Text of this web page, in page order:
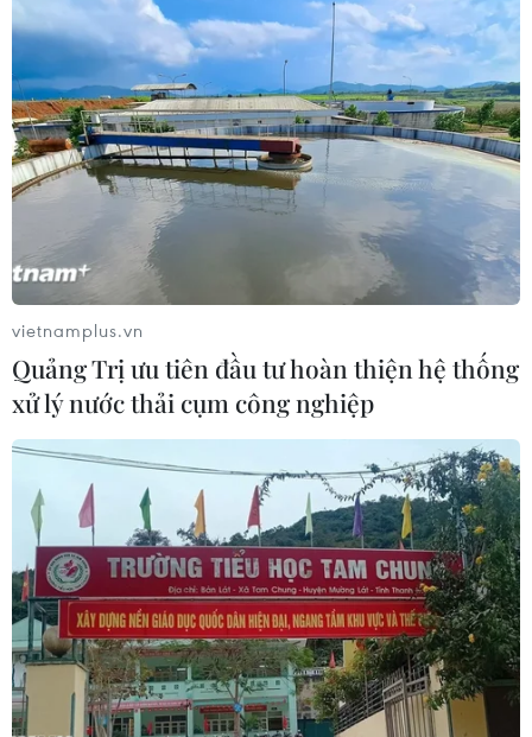
TP. Hà Nội
Theo dõi VietnamPlus
TIN LIÊN QUAN
vietnamplus.vn
Quảng Trị ưu tiên đầu tư hoàn thiện hệ thống
xử lý nước thải cụm công nghiệp